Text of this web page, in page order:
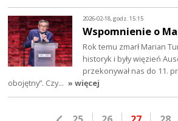
2026-02-18, godz. 15:15
Wspomnienie o
Rok temu zmarł Marian
historyk i były więzień
przekonywał nas do 11.
obojętny”. Czy… » więcej